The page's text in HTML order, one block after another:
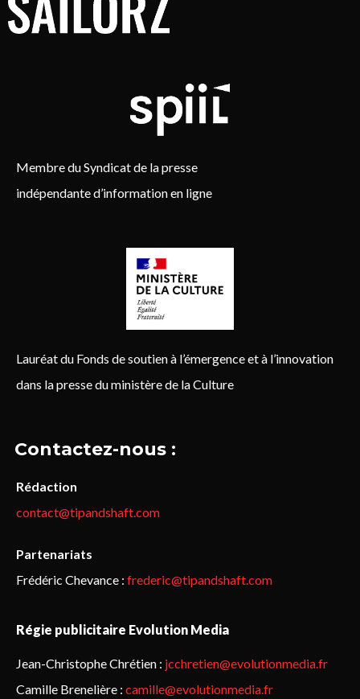
Membre du Syndicat de la presse
indépendante d’information en ligne
Lauréat du Fonds de soutien à l’émergence et à l’innovation
dans la presse du ministère de la Culture
Contactez-nous :
Rédaction
contact@tipandshaft.com
Partenariats
Frédéric Chevance : frederic@tipandshaft.com
Régie publicitaire Evolution Media
Jean-Christophe Chrétien : jcchretien@evolutionmedia.fr
Camille Brenelière : camille@evolutionmedia.fr